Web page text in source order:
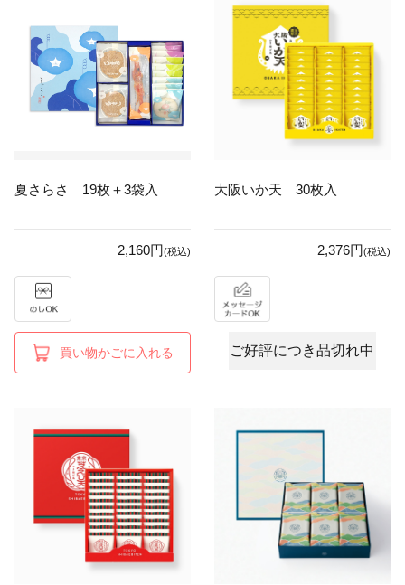
夏さらさ 19枚＋3袋入
2,160円(税込)
買い物かごに入れる
大阪いか天 30枚入
2,376円(税込)
ご好評につき品切れ中